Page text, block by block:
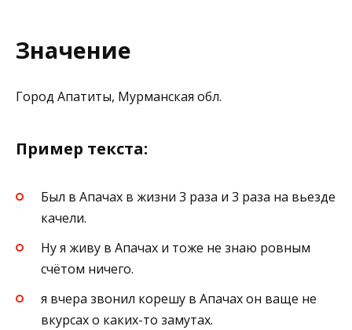
Значение
Город Апатиты, Мурманская обл.
Пример текста:
Был в Апачах в жизни 3 раза и 3 раза на вьезде
качели.
Ну я живу в Апачах и тоже не знаю ровным
счётом ничего.
я вчера звонил корешу в Апачах он ваще не
вкурсах о каких-то замутах.